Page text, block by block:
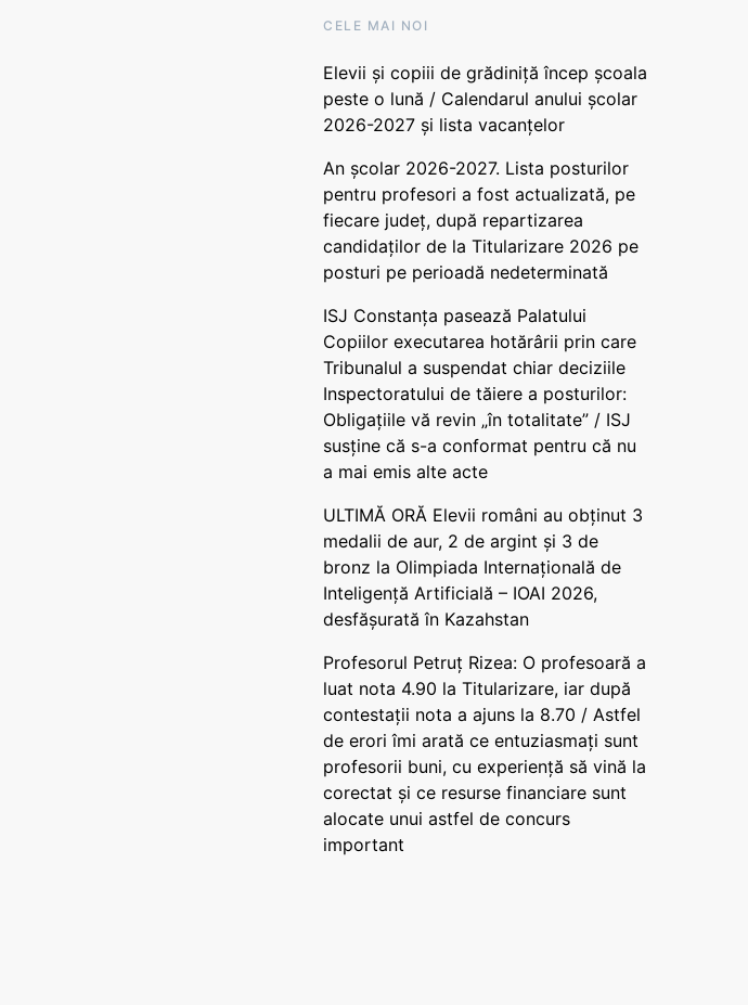
CELE MAI NOI
Elevii și copiii de grădiniță încep școala
peste o lună / Calendarul anului școlar
2026-2027 și lista vacanțelor
An școlar 2026-2027. Lista posturilor
pentru profesori a fost actualizată, pe
fiecare județ, după repartizarea
candidaților de la Titularizare 2026 pe
posturi pe perioadă nedeterminată
ISJ Constanța pasează Palatului
Copiilor executarea hotărârii prin care
Tribunalul a suspendat chiar deciziile
Inspectoratului de tăiere a posturilor:
Obligațiile vă revin „în totalitate” / ISJ
susține că s-a conformat pentru că nu
a mai emis alte acte
ULTIMĂ ORĂ Elevii români au obținut 3
medalii de aur, 2 de argint și 3 de
bronz la Olimpiada Internațională de
Inteligență Artificială – IOAI 2026,
desfășurată în Kazahstan
Profesorul Petruț Rizea: O profesoară a
luat nota 4.90 la Titularizare, iar după
contestații nota a ajuns la 8.70 / Astfel
de erori îmi arată ce entuziasmați sunt
profesorii buni, cu experiență să vină la
corectat și ce resurse financiare sunt
alocate unui astfel de concurs
important